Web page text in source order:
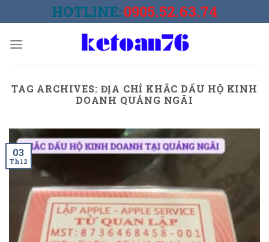
to
HOTLINE:0905.52.63.74
TAG ARCHIVES: ĐỊA CHỈ KHẮC DẤU HỘ KINH
DOANH QUẢNG NGÃI
03
Th12